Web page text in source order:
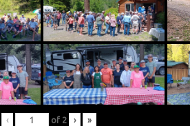
‹ of 2 › »